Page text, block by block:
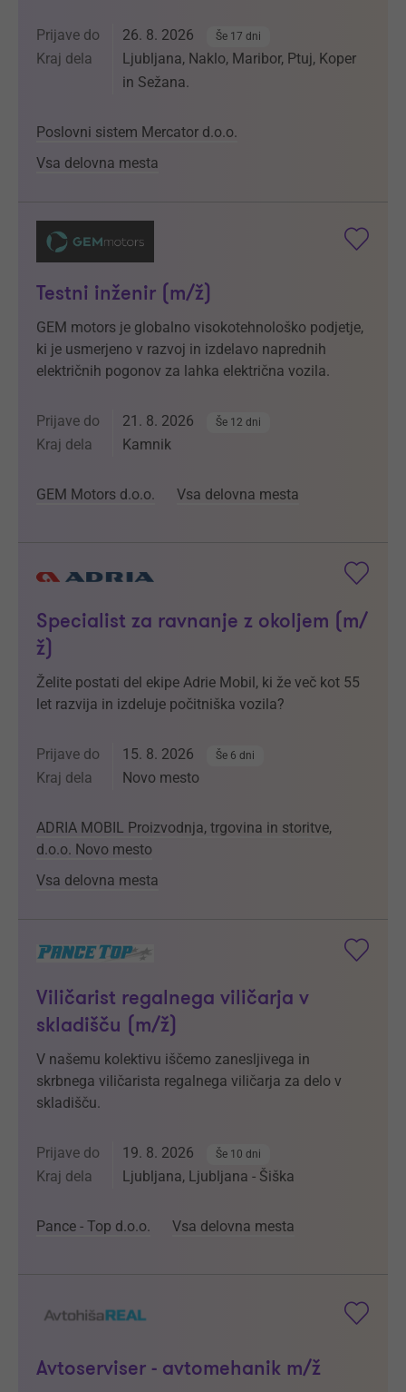
Prijave do 26. 8. 2026 Še 17 dni
Kraj dela
Ljubljana, Naklo, Maribor, Ptuj, Koper
in Sežana.
Poslovni sistem Mercator d.o.o.
Vsa delovna mesta
Testni inženir (m/ž)
GEM motors je globalno visokotehnološko podjetje,
ki je usmerjeno v razvoj in izdelavo naprednih
električnih pogonov za lahka električna vozila.
Prijave do 21. 8. 2026 Še 12 dni
Kraj dela Kamnik
GEM Motors d.o.o. Vsa delovna mesta
Specialist za ravnanje z okoljem (m/
ž)
Želite postati del ekipe Adrie Mobil, ki že več kot 55
let razvija in izdeluje počitniška vozila?
Prijave do 15. 8. 2026 Še 6 dni
Kraj dela Novo mesto
ADRIA MOBIL Proizvodnja, trgovina in storitve,
d.o.o. Novo mesto
Vsa delovna mesta
Viličarist regalnega viličarja v
skladišču (m/ž)
V našemu kolektivu iščemo zanesljivega in
skrbnega viličarista regalnega viličarja za delo v
skladišču.
Prijave do 19. 8. 2026 Še 10 dni
Kraj dela Ljubljana, Ljubljana - Šiška
Pance - Top d.o.o. Vsa delovna mesta
Avtoserviser - avtomehanik m/ž